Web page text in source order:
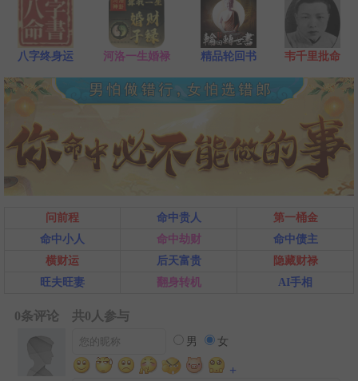
八字终身运 河洛一生婚禄 精品轮回书 韦千里批命
问前程 命中贵人
第一桶金
命中小人
命中劫财
命中债主
横财运
后天富贵
隐藏财禄
旺夫旺妻
翻身转机 AI手相